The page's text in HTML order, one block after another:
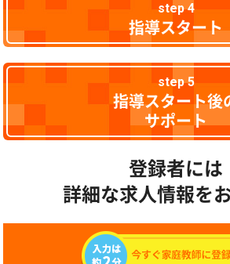
step 4
指導スタート
step 5
指導スタート後
サポート
登録者には
詳細な求人情報を